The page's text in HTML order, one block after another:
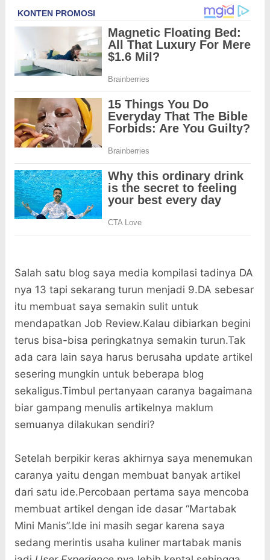
Salah satu blog saya media kompilasi tadinya DA
nya 13 tapi sekarang turun menjadi 9.DA sebesar
itu membuat saya semakin sulit untuk
mendapatkan Job Review.Kalau dibiarkan begini
terus bisa-bisa peringkatnya semakin turun.Tak
ada cara lain saya harus berusaha update artikel
sesering mungkin untuk beberapa blog
sekaligus.Timbul pertanyaan caranya bagaimana
biar gampang menulis artikelnya maklum
semuanya dilakukan sendiri?
Setelah berpikir keras akhirnya saya menemukan
caranya yaitu dengan membuat banyak artikel
dari satu ide.Percobaan pertama saya mencoba
membuat artikel dengan ide dasar “Martabak
Mini Manis”.Ide ini masih segar karena saya
sedang merintis usaha kuliner martabak manis